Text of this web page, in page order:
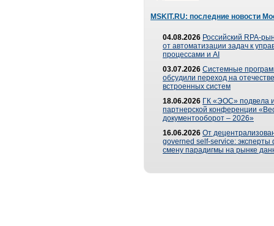
MSKIT.RU: последние новости
04.08.2026 Российский RPA-
от автоматизации задач к
процессами и AI
03.07.2026 Системные
обсудили переход на
встроенных систем
18.06.2026 ГК «ЭОС» подвела
партнерской конференции
документооборот – 2026»
16.06.2026 От
governed self-service: эксперты
смену парадигмы на рынке